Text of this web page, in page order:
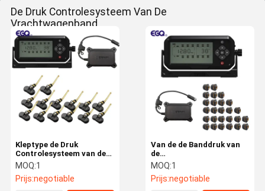
De Druk Controlesysteem Van De
Vrachtwagenband
(121)
Kleptype de Druk
Controlesysteem van de
Vrachtwagenband
MOQ:1
Prijs:negotiable
Van de de Banddruk van
de
aanhangwagenvrachtwagen
het Controlesysteem
MOQ:1
Prijs:negotiable